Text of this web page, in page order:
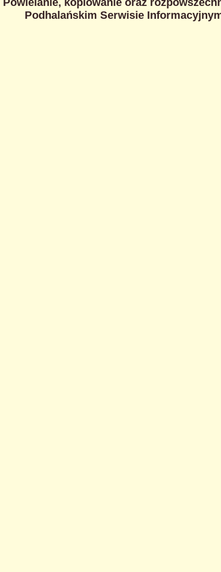
Podhalańskim Serwisie